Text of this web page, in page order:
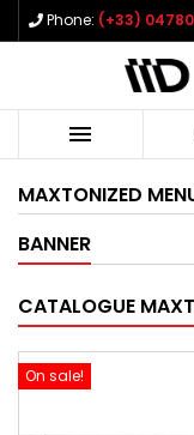
Phone: (+33)

MAXTONIZED
BANNER
CATALOGUE
On sale!